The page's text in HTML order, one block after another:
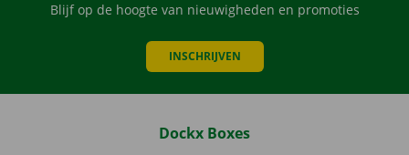
Blijf op de hoogte van nieuwigheden en promoties
INSCHRIJVEN
Dockx Boxes